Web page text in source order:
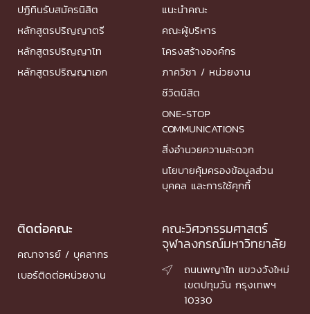
ปฏิทินรับสมัครนิสิต
หลักสูตรปริญญาตรี
หลักสูตรปริญญาโท
หลักสูตรปริญญาเอก
แนะนำคณะ
คณะผู้บริหาร
โครงสร้างองค์กร
ภาควิชา / หน่วยงาน
ชีวิตนิสิต
ONE-STOP
COMMUNICATIONS
สิ่งอำนวยความสะดวก
นโยบายคุ้มครองข้อมูลส่วน
บุคคล และการใช้คุกกี้
ติดต่อคณะ
คณาจารย์ / บุคลากร
เบอร์ติดต่อหน่วยงาน
คณะวิศวกรรมศาสตร์
จุฬาลงกรณ์มหาวิทยาลัย

ถนนพญาไท แขวงวังใหม่
เขตปทุมวัน กรุงเทพฯ
10330